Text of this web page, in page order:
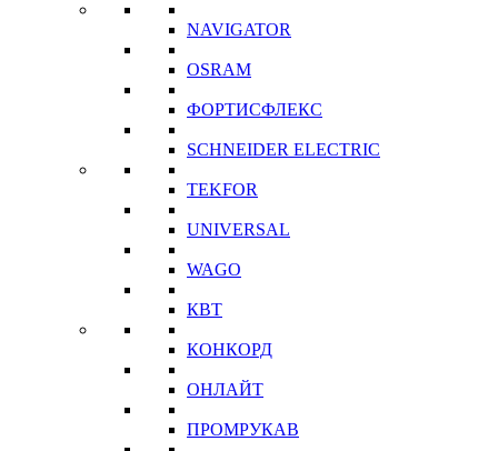
NAVIGATOR
OSRAM
ФОРТИСФЛЕКС
SCHNEIDER ELECTRIC
TEKFOR
UNIVERSAL
WAGO
КВТ
КОНКОРД
ОНЛАЙТ
ПРОМРУКАВ